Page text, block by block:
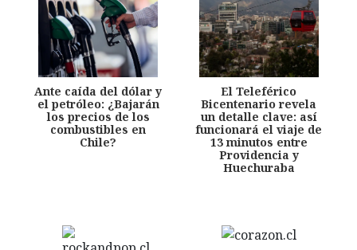
Ante caída del dólar y
el petróleo: ¿Bajarán
los precios de los
combustibles en
Chile?
El Teleférico
Bicentenario revela
un detalle clave: así
funcionará el viaje de
13 minutos entre
Providencia y
Huechuraba